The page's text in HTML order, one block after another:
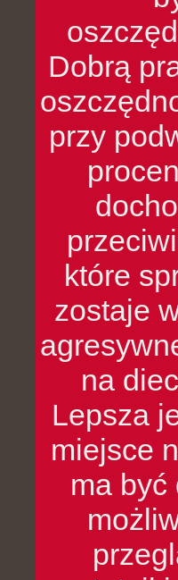
Dobrą
przy
które
zostaje
na
Lepsza
miejsce
ma być